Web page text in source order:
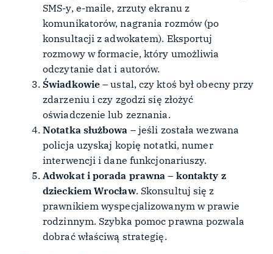
SMS-y, e-maile, zrzuty ekranu z
komunikatorów, nagrania rozmów (po
konsultacji z adwokatem). Eksportuj
rozmowy w formacie, który umożliwia
odczytanie dat i autorów.
Świadkowie – ustal, czy ktoś był obecny przy
zdarzeniu i czy zgodzi się złożyć
oświadczenie lub zeznania.
Notatka służbowa – jeśli została wezwana
policja uzyskaj kopię notatki, numer
interwencji i dane funkcjonariuszy.
Adwokat i porada prawna – kontakty z
dzieckiem Wrocław. Skonsultuj się z
prawnikiem wyspecjalizowanym w prawie
rodzinnym. Szybka pomoc prawna pozwala
dobrać właściwą strategię.